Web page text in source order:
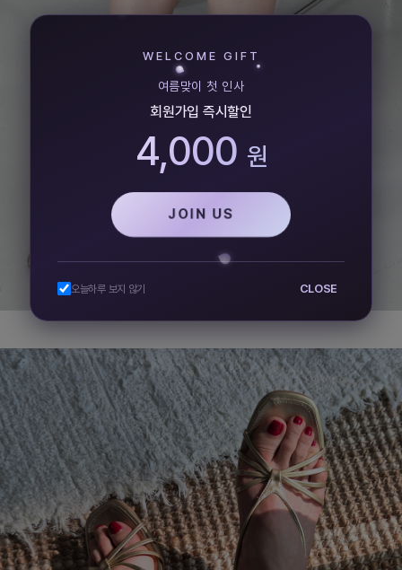
WELCOME GIFT
여름맞이 첫 인사
회원가입 즉시할인
4,000 원
JOIN US
오늘하루 보지 않기 CLOSE